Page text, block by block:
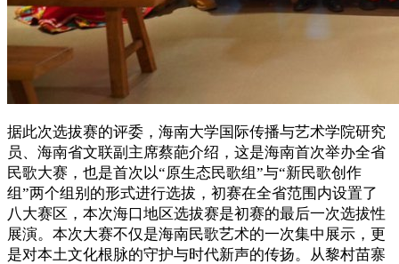
据此次选拔赛的评委，海南大学国际传播与艺术学院研究
员、海南省文联副主席蔡葩介绍，这是海南首次举办全省
民歌大赛，也是首次以“原生态民歌组”与“新民歌创作
组”两个组别的形式进行选拔，初赛在全省范围内设置了
八大赛区，本次海口地区选拔赛是初赛的最后一次选拔性
展演。本次大赛不仅是海南民歌艺术的一次集中展示，更
是对本土文化根脉的守护与时代新声的传扬。从黎村苗寨